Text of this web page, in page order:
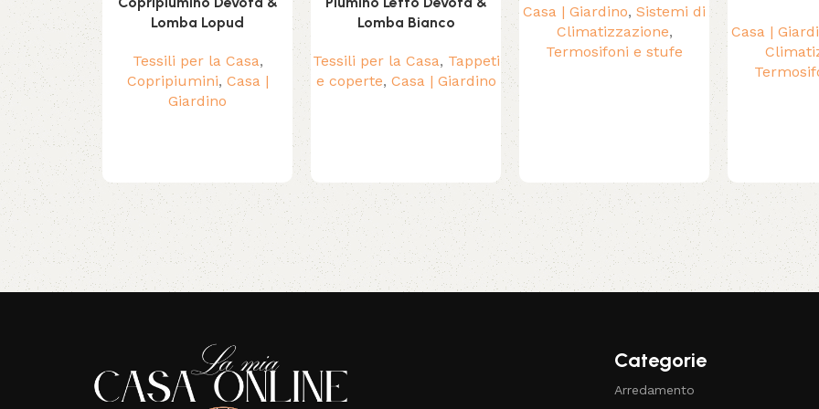
Lomba Lopud
Tessili per la Casa,
Copripiumini, Casa |
Giardino
Lomba Bianco
Tessili per la Casa, Tappeti
e coperte, Casa | Giardino
Casa | Giardino, Sistemi di
Climatizzazione,
Termosifoni e stufe
Casa |
Read More
Categorie
Arredamento